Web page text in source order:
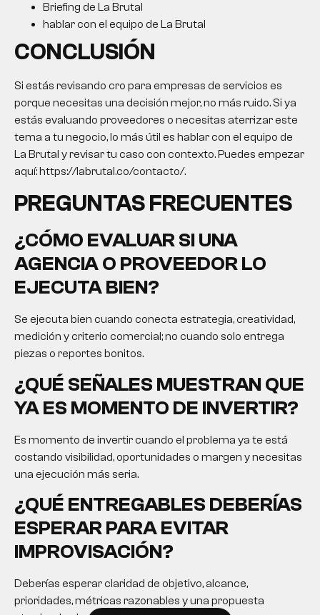
Briefing de La Brutal
hablar con el equipo de La Brutal
CONCLUSIÓN
Si estás revisando cro para empresas de servicios es
porque necesitas una decisión mejor, no más ruido. Si ya
estás evaluando proveedores o necesitas aterrizar este
tema a tu negocio, lo más útil es hablar con el equipo de
La Brutal y revisar tu caso con contexto. Puedes empezar
aquí: https://labrutal.co/contacto/.
PREGUNTAS FRECUENTES
¿CÓMO EVALUAR SI UNA
AGENCIA O PROVEEDOR LO
EJECUTA BIEN?
Se ejecuta bien cuando conecta estrategia, creatividad,
medición y criterio comercial; no cuando solo entrega
piezas o reportes bonitos.
¿QUÉ SEÑALES MUESTRAN QUE
YA ES MOMENTO DE INVERTIR?
Es momento de invertir cuando el problema ya te está
costando visibilidad, oportunidades o margen y necesitas
una ejecución más seria.
¿QUÉ ENTREGABLES DEBERÍAS
ESPERAR PARA EVITAR
IMPROVISACIÓN?
Deberías esperar claridad de objetivo, alcance,
prioridades, métricas razonables y una propuesta